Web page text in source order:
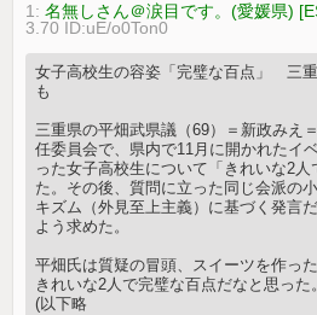
1:名無しさん＠涙目です。(愛媛県)
3.70 ID:uE/o0Ton0
女子高校生の容姿「完璧な百点」 三
も
三重県の平畑武県議（69）＝新政みえ
任委員会で、県内で11月に開かれたイ
った女子高校生について「きれいな2
た。その後、質問に立った同じ会派の
キズム（外見至上主義）に基づく発言
よう求めた。
平畑氏は質疑の冒頭、スイーツを作っ
きれいな2人で完璧な百点だなと思った
(以下略